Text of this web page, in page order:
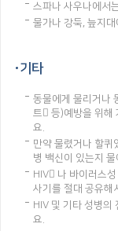
스파나 사우나에서
물가나 강둑, 늪지대
기타
동물에게 물리거나
트 등)예방을 위해
요.
만약 물렸거나 할퀴
병 백신이 있는지 물
HIV 나 바이러스
사기를 절대 공유해
HIV 및 기타 성병의
요.